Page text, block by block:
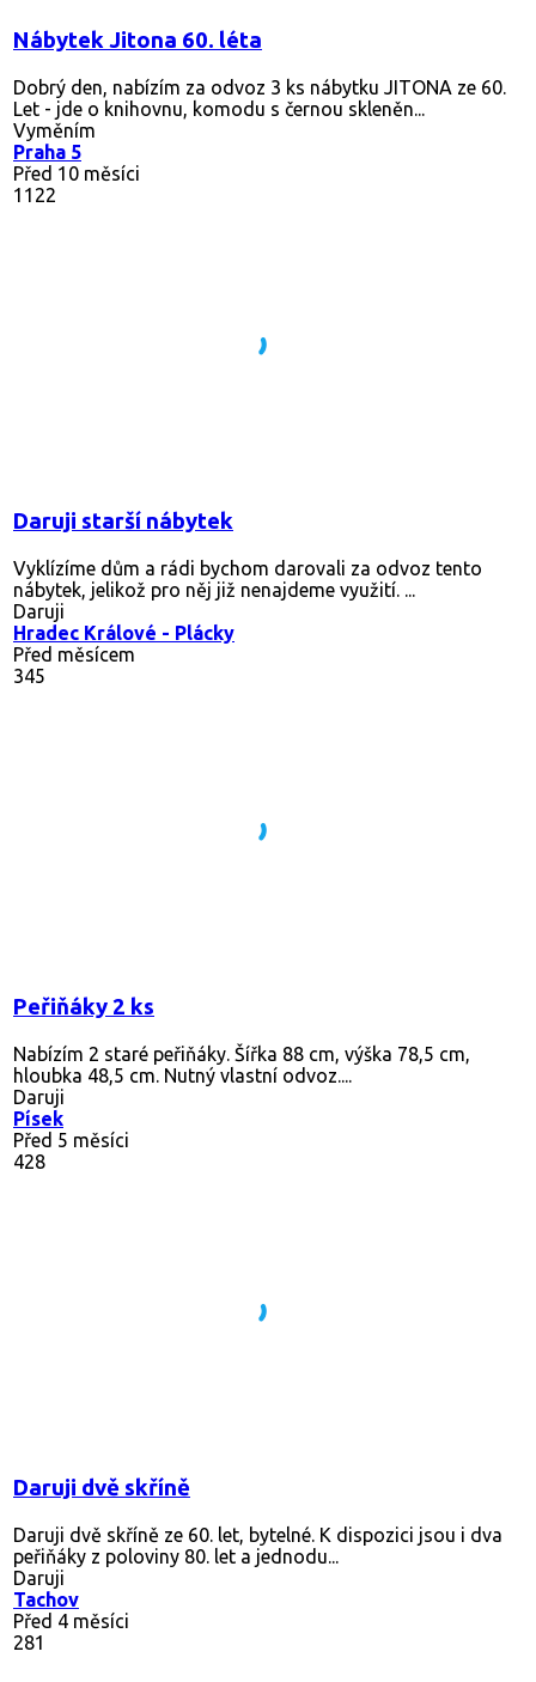
Nábytek Jitona 60. léta
Dobrý den, nabízím za odvoz 3 ks nábytku JITONA ze 60.
Let - jde o knihovnu, komodu s černou skleněn...
Vyměním
Praha 5
Před 10 měsíci
1122
Daruji starší nábytek
Vyklízíme dům a rádi bychom darovali za odvoz tento
nábytek, jelikož pro něj již nenajdeme využití. ...
Daruji
Hradec Králové - Plácky
Před měsícem
345
Peřiňáky 2 ks
Nabízím 2 staré peřiňáky. Šířka 88 cm, výška 78,5 cm,
hloubka 48,5 cm. Nutný vlastní odvoz....
Daruji
Písek
Před 5 měsíci
428
Daruji dvě skříně
Daruji dvě skříně ze 60. let, bytelné. K dispozici jsou i dva
peřiňáky z poloviny 80. let a jednodu...
Daruji
Tachov
Před 4 měsíci
281